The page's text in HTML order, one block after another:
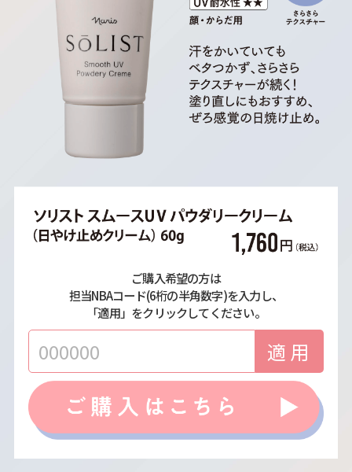
ご購入希望の方は
担当NBAコード(6桁の半角数字)を入力し、
「適用」をクリックしてください。
適用